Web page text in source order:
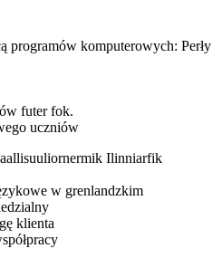
programów komputerowych: Perły
futer fok.
uczniów
Ilinniarfik
w grenlandzkim
klienta